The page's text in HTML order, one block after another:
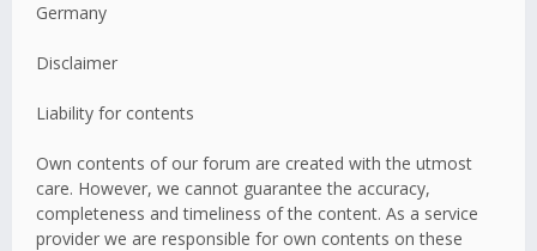
Germany
Disclaimer
Liability for contents
Own contents of our forum are created with the utmost
care. However, we cannot guarantee the accuracy,
completeness and timeliness of the content. As a service
provider we are responsible for own contents on these